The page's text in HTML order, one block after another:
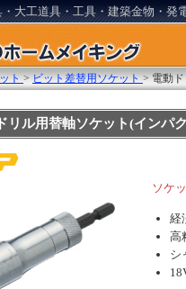
大工道具・工具・建築金物・発
ト >ビット差替用ソケット >電動
リル用替軸ソケット(イン
ソケ
経
高
シ